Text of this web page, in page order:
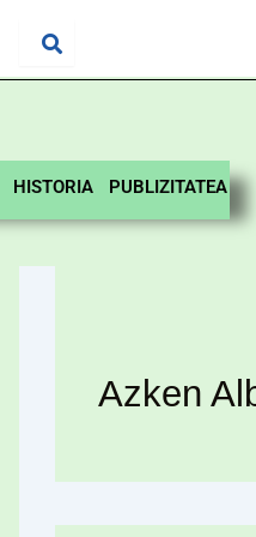
HISTORIA PUBLIZITATEA
Azken